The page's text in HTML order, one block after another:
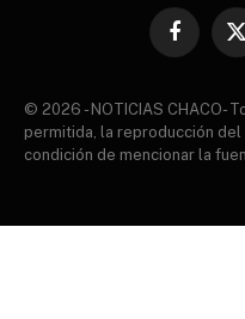
Facebook
X
© 2026 - NOTICIAS CHACO-
permitida, la reproducción
condición de mencionar la